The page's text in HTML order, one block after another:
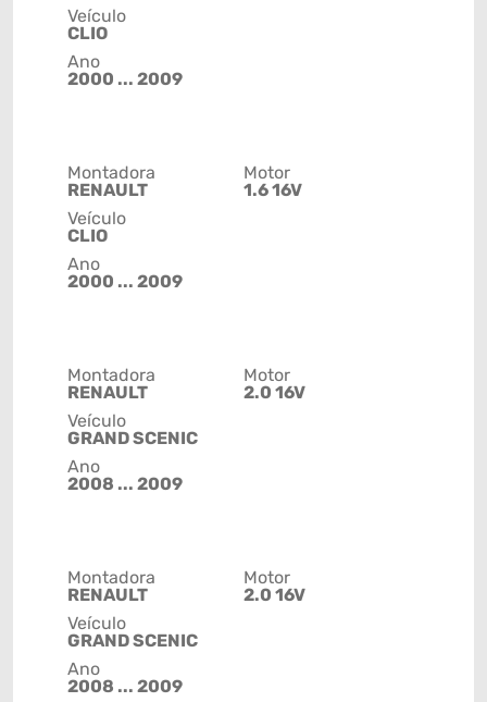
Veículo
CLIO
Ano
2000 ... 2009
Montadora
RENAULT
Veículo
CLIO
Ano
2000 ... 2009
Motor
1.6 16V
Montadora
RENAULT
Veículo
GRAND SCENIC
Ano
2008 ... 2009
Motor
2.0 16V
Montadora
RENAULT
Veículo
GRAND SCENIC
Ano
2008 ... 2009
Motor
2.0 16V